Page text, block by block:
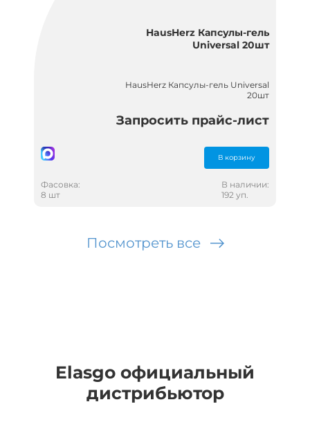
HausHerz Капсулы-гель
Universal 20шт
HausHerz Капсулы-гель Universal
20шт
Запросить прайс-лист
В корзину
Фасовка:
8 шт
В наличии:
192 уп.
Посмотреть все
Elasgo официальный
дистрибьютор